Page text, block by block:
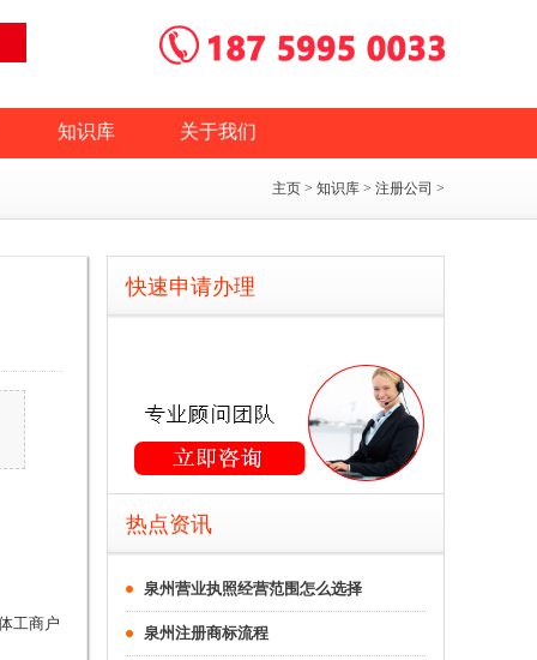
知识库 关于我们
主页 > 知识库 > 注册公司 >
工商户
快速申请办理
热点资讯
泉州营业执照经营范围怎么选择
泉州注册商标流程